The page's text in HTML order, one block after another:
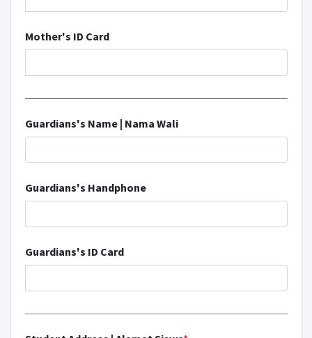
Mother's ID Card
Guardians's Name | Nama Wali
Guardians's Handphone
Guardians's ID Card